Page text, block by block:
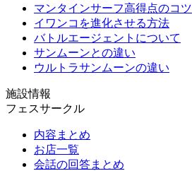
マンタインサーフ高得点のコツ
イワンコを進化させる方法
バトルエージェントについて
サンムーンとの違い
ウルトラサンムーンの違い
施設情報
フェスサークル
内容まとめ
お店一覧
会話の回答まとめ